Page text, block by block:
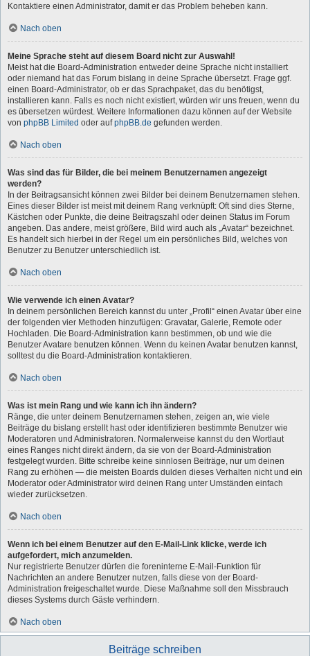
Kontaktiere einen Administrator, damit er das Problem beheben kann.
Nach oben
Meine Sprache steht auf diesem Board nicht zur Auswahl!
Meist hat die Board-Administration entweder deine Sprache nicht installiert
oder niemand hat das Forum bislang in deine Sprache übersetzt. Frage ggf.
einen Board-Administrator, ob er das Sprachpaket, das du benötigst,
installieren kann. Falls es noch nicht existiert, würden wir uns freuen, wenn du
es übersetzen würdest. Weitere Informationen dazu können auf der Website
von phpBB Limited oder aufphpBB.de gefunden werden.
Nach oben
Was sind das für Bilder, die bei meinem Benutzernamen angezeigt
werden?
In der Beitragsansicht können zwei Bilder bei deinem Benutzernamen stehen.
Eines dieser Bilder ist meist mit deinem Rang verknüpft: Oft sind dies Sterne,
Kästchen oder Punkte, die deine Beitragszahl oder deinen Status im Forum
angeben. Das andere, meist größere, Bild wird auch als „Avatar“ bezeichnet.
Es handelt sich hierbei in der Regel um ein persönliches Bild, welches von
Benutzer zu Benutzer unterschiedlich ist.
Nach oben
Wie verwende ich einen Avatar?
In deinem persönlichen Bereich kannst du unter „Profil“ einen Avatar über eine
der folgenden vier Methoden hinzufügen: Gravatar, Galerie, Remote oder
Hochladen. Die Board-Administration kann bestimmen, ob und wie die
Benutzer Avatare benutzen können. Wenn du keinen Avatar benutzen kannst,
solltest du die Board-Administration kontaktieren.
Nach oben
Was ist mein Rang und wie kann ich ihn ändern?
Ränge, die unter deinem Benutzernamen stehen, zeigen an, wie viele
Beiträge du bislang erstellt hast oder identifizieren bestimmte Benutzer wie
Moderatoren und Administratoren. Normalerweise kannst du den Wortlaut
eines Ranges nicht direkt ändern, da sie von der Board-Administration
festgelegt wurden. Bitte schreibe keine sinnlosen Beiträge, nur um deinen
Rang zu erhöhen — die meisten Boards dulden dieses Verhalten nicht und ein
Moderator oder Administrator wird deinen Rang unter Umständen einfach
wieder zurücksetzen.
Nach oben
Wenn ich bei einem Benutzer auf den E-Mail-Link klicke, werde ich
aufgefordert, mich anzumelden.
Nur registrierte Benutzer dürfen die foreninterne E-Mail-Funktion für
Nachrichten an andere Benutzer nutzen, falls diese von der Board-
Administration freigeschaltet wurde. Diese Maßnahme soll den Missbrauch
dieses Systems durch Gäste verhindern.
Nach oben
Beiträge schreiben